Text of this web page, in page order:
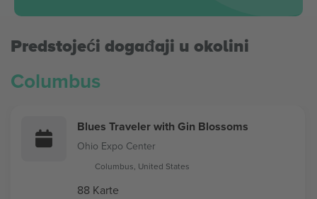
Predstojeći događaji u okolini
Columbus
Blues Traveler with Gin Blossoms
Ohio Expo Center
Columbus, United States
88 Karte